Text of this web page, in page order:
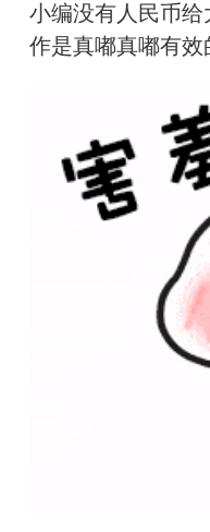
小编没有人民币
作是真嘟真嘟有效